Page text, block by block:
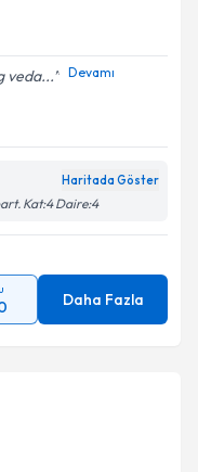
veda... Devamı
Haritada Göster
Kat:4 Daire:4
Daha Fazla